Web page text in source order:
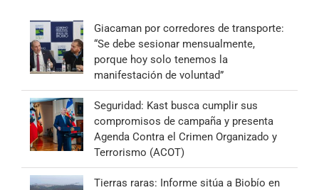
Giacaman por corredores de transporte:
“Se debe sesionar mensualmente,
porque hoy solo tenemos la
manifestación de voluntad”
Seguridad: Kast busca cumplir sus
compromisos de campaña y presenta
Agenda Contra el Crimen Organizado y
Terrorismo (ACOT)
Tierras raras: Informe sitúa a Biobío en